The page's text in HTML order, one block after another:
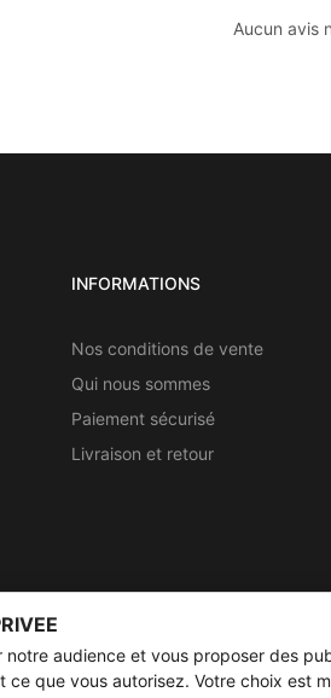
Aucun avis
INFORMATIONS
Nos conditions de vente
Qui nous sommes
Paiement sécurisé
Livraison et retour
fermée du 07/08/2026 au 28/08/2026
audience et vous proposer des
ce que vous autorisez. Votre choix est